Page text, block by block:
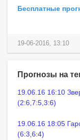
Бесплатные
19-06-2016, 13:10
Прогнозы на
19.06.16 16:10
(2:6,7:5,3:6)
19.06.16 18:05
(6:3,6:4)